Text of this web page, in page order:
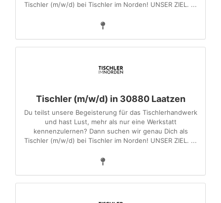
Tischler (m/w/d) bei Tischler im Norden! UNSER ZIEL. ...
Tischler (m/w/d) in 30880 Laatzen
Du teilst unsere Begeisterung für das Tischlerhandwerk
und hast Lust, mehr als nur eine Werkstatt
kennenzulernen? Dann suchen wir genau Dich als
Tischler (m/w/d) bei Tischler im Norden! UNSER ZIEL. ...